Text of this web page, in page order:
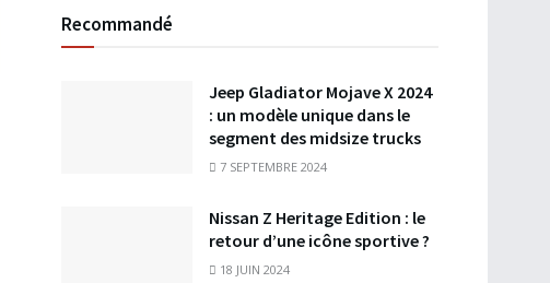
Recommandé
Jeep Gladiator Mojave X 2024
: un modèle unique dans le
segment des midsize trucks
7 SEPTEMBRE 2024
Nissan Z Heritage Edition : le
retour d’une icône sportive ?
18 JUIN 2024